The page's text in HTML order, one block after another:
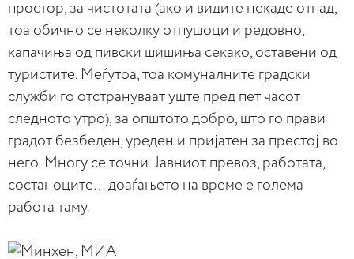
простор, за чистотата (ако и видите некаде отпад,
тоа обично се неколку отпушоци и редовно,
капачиња од пивски шишиња секако, оставени од
туристите. Меѓутоа, тоа комуналните градски
служби го отстрануваат уште пред пет часот
следното утро), за општото добро, што го прави
градот безбеден, уреден и пријатен за престој во
него. Многу се точни. Јавниот превоз, работата,
состаноците… доаѓањето на време е голема
работа таму.